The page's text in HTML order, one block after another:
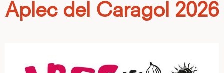
Aplec del Caragol 2026